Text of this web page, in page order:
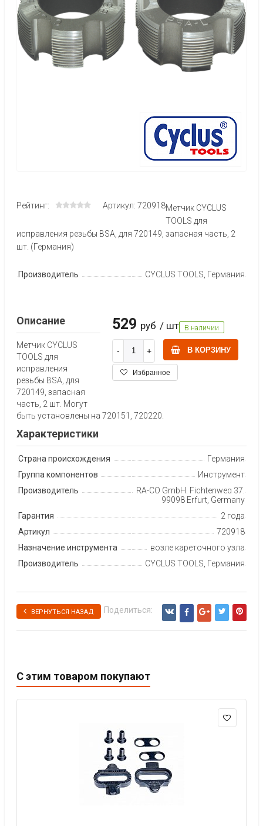
Рейтинг: Артикул: 720918Метчик CYCLUS
TOOLS для
исправления резьбы BSA, для 720149, запасная часть, 2
шт. (Германия)
Производитель CYCLUS TOOLS, Германия
529 руб / шт В наличии
В КОРЗИНУ
Избранное
Описание
Метчик CYCLUS
TOOLS для
исправления
резьбы BSA, для
720149, запасная
часть, 2 шт. Могут
быть установлены на 720151, 720220.
Характеристики
Страна происхождения
Германия
Группа компонентов
Инструмент
Производитель
RA-CO GmbH, Fichtenweg 37,
99098 Erfurt, Germany
Гарантия
2 года
Артикул
720918
Назначение инструмента
возле кареточного узла
Производитель
CYCLUS TOOLS, Германия
ВЕРНУТЬСЯ НАЗАД Поделиться:
С этим товаром покупают